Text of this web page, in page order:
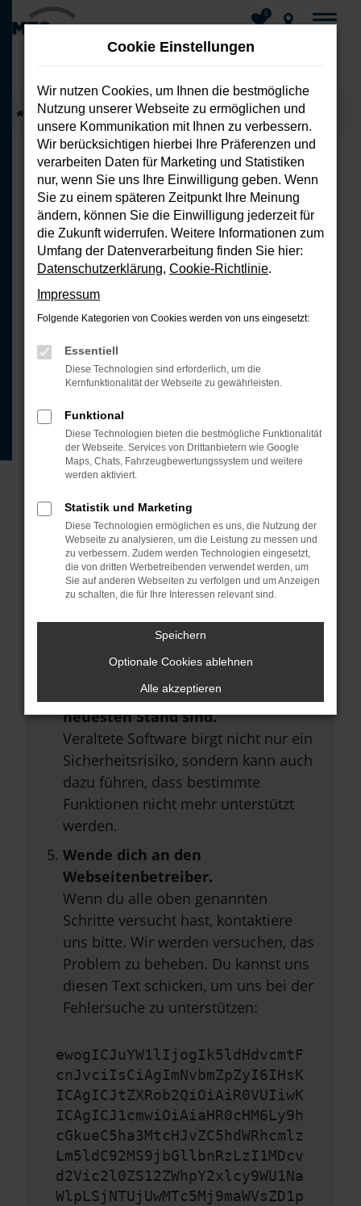
Zum
Hauptinhalt
springen
0
Startseite Fahrzeuge Fahrzeug-Showroom
FEHLER: NETWORK ERROR
Beim Laden ist ein Fehler aufgetreten.
Hier sind ein paar Tipps, die dir helfen
können:
Überprüfe deine Firewall und
deine Internetverbindung.
Laden andere Webseiten, zum
Beispiel deine Suchmaschine?
Browsererweiterungen.
Manche Erweiterungen, wie
Werbeblocker, können das Laden
bestimmter Seiten verhindern.
Funktioniert die Seite in einem
anderen Browser oder in einem
privaten Fenster?
Starte dein Gerät neu.
Das kann manchmal helfen,
vorübergehende Probleme zu
Stelle sicher, dass dein Browser
und dein Betriebssystem auf dem
neuesten Stand sind.
Veraltete Software birgt nicht nur ein
Sicherheitsrisiko, sondern kann auch
dazu führen, dass bestimmte
Funktionen nicht mehr unterstützt
werden.
Wende dich an den
Webseitenbetreiber.
Wenn du alle oben genannten
Schritte versucht hast, kontaktiere
uns bitte. Wir werden versuchen, das
Problem zu beheben. Du kannst uns
diesen Text schicken, um uns bei der
Fehlersuche zu unterstützen:
ewogICJuYW1lIjogIk5ldHdvcmtF
cnJvciIsCiAgImNvbmZpZyI6IHsK
ICAgICJtZXRob2QiOiAiR0VUIiwK
ICAgICJ1cmwiOiAiaHR0cHM6Ly9h
cGkueC5ha3MtcHJvZC5hdWRhcmlz
Lm5ldC92MS9jbGllbnRzLzI1MDcv
d2Vic2l0ZS12ZWhpY2xlcy9WU1Na
WlpLSjNTUjUwMTc5Mj9maWVsZD1p
Cookie Einstellungen
Wir nutzen Cookies, um Ihnen die bestmögliche
Nutzung unserer Webseite zu ermöglichen und
unsere Kommunikation mit Ihnen zu verbessern.
Wir berücksichtigen hierbei Ihre Präferenzen und
verarbeiten Daten für Marketing und Statistiken
nur, wenn Sie uns Ihre Einwilligung geben. Wenn
Sie zu einem späteren Zeitpunkt Ihre Meinung
ändern, können Sie die Einwilligung jederzeit für
die Zukunft widerrufen. Weitere Informationen zum
Umfang der Datenverarbeitung finden Sie hier:
Datenschutzerklärung, Cookie-Richtlinie.
Impressum
Folgende Kategorien von Cookies werden von uns eingesetzt:
Essentiell
Diese Technologien sind erforderlich, um die
Kernfunktionalität der Webseite zu gewährleisten.
Funktional
Diese Technologien bieten die bestmögliche Funktionalität
der Webseite. Services von Drittanbietern wie Google
Maps, Chats, Fahrzeugbewertungssystem und weitere
werden aktiviert.
Statistik und Marketing
Diese Technologien ermöglichen es uns, die Nutzung der
Webseite zu analysieren, um die Leistung zu messen und
zu verbessern. Zudem werden Technologien eingesetzt,
die von dritten Werbetreibenden verwendet werden, um
Sie auf anderen Webseiten zu verfolgen und um Anzeigen
zu schalten, die für Ihre Interessen relevant sind.
Speichern
Optionale Cookies ablehnen
Alle akzeptieren